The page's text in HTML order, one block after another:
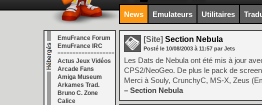
News Emulateurs Utilitaires
EmuFrance Forum
EmuFrance IRC
===================
Actus Jeux Vidéos
Arcade Fans
Amiga Museum
Arkames Trad.
Bruno C. Zone
Calice
[Site] Section Nebula
Posté le 10/08/2003 à 11:57 par Jets
Les Dats de Nebula ont été mis à jour
CPS2/NeoGeo. De plus le pack de
Merci à Souly, CrunchyC, MS-X, Zeus
– Section Nebula